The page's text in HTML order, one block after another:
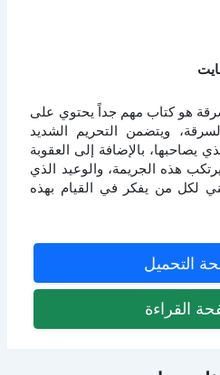
هو كتاب مهم جداً يحتوي على
ويتضمن التحريم الشديد
يصاحبها، بالإضافة إلى العقوبة
هذه الجريمة، والوعيد الذي
لكل من يفكر في القيام بهذه
التحميل
القراءة